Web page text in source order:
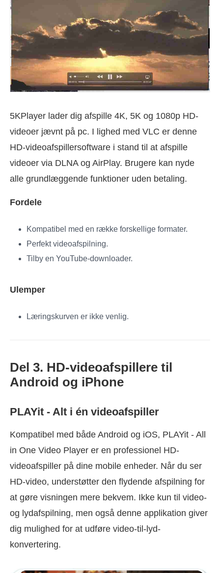
5KPlayer lader dig afspille 4K, 5K og 1080p HD-
videoer jævnt på pc. I lighed med VLC er denne
HD-videoafspillersoftware i stand til at afspille
videoer via DLNA og AirPlay. Brugere kan nyde
alle grundlæggende funktioner uden betaling.
Fordele
Kompatibel med en række forskellige formater.
Perfekt videoafspilning.
Tilby en YouTube-downloader.
Ulemper
Læringskurven er ikke venlig.
Del 3. HD-videoafspillere til
Android og iPhone
PLAYit - Alt i én videoafspiller
Kompatibel med både Android og iOS, PLAYit - All
in One Video Player er en professionel HD-
videoafspiller på dine mobile enheder. Når du ser
HD-video, understøtter den flydende afspilning for
at gøre visningen mere bekvem. Ikke kun til video-
og lydafspilning, men også denne applikation giver
dig mulighed for at udføre video-til-lyd-
konvertering.